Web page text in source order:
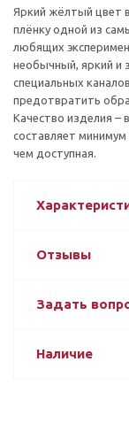
Яркий жёлтый цвет
плёнку одной из
любящих
необычный, яркий и
специальных
предотвратить
Качество изделия –
составляет минимум
чем доступная.
Отзывы
Задать
Наличие